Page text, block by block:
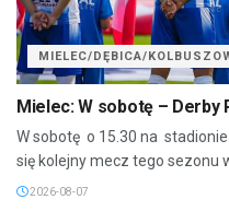
MIELEC/DĘBICA/
Mielec: W sobotę – Derby
W sobotę o 15.30 na
się kolejny mecz tego sezonu
2026-08-07